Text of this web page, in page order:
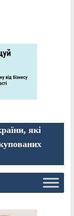
які